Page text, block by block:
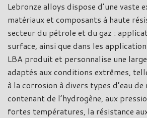
Lebronze alloys dispose d’une vaste
matériaux et composants à haute
secteur du pétrole et du gaz :
surface, ainsi que dans les
LBA produit et personnalise une
adaptés aux conditions extrêmes,
à la corrosion à divers types d’eau de
contenant de l’hydrogène, aux
fortes températures, la résistance